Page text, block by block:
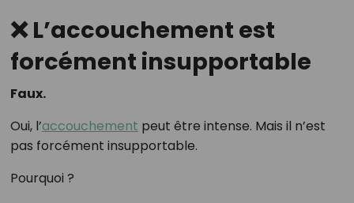
❌ L’accouchement est
forcément insupportable
Faux.
Oui, l’accouchement peut être intense. Mais il n’est
pas forcément insupportable.
Pourquoi ?